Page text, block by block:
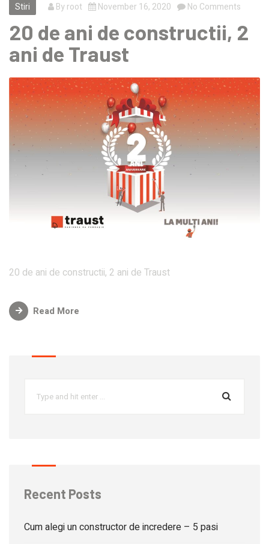
Stiri Byroot November 16, 2020 No Comments
20 de ani de constructii, 2
ani de Traust
20 de ani de constructii, 2 ani de Traust
Read More
Recent Posts
Cum alegi un constructor de incredere – 5 pasi